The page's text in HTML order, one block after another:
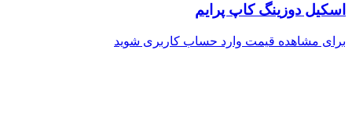
اسکیل دوزینگ کاپ پرایم
برای مشاهده قیمت وارد حساب کاربری شوید